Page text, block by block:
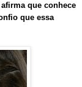
que conhece
que essa